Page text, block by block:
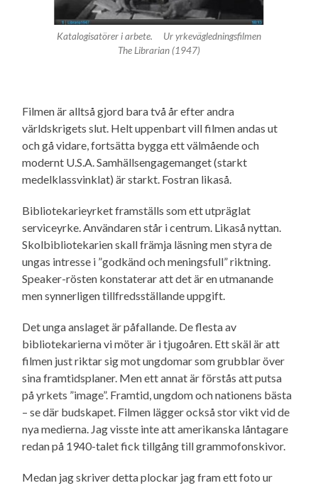
Katalogisatörer i arbete. Ur yrkevägledningsfilmen
The Librarian (1947)
Filmen är alltså gjord bara två år efter andra
världskrigets slut. Helt uppenbart vill filmen andas ut
och gå vidare, fortsätta bygga ett välmående och
modernt U.S.A. Samhällsengagemanget (starkt
medelklassvinklat) är starkt. Fostran likaså.
Bibliotekarieyrket framställs som ett utpräglat
serviceyrke. Användaren står i centrum. Likaså nyttan.
Skolbibliotekarien skall främja läsning men styra de
ungas intresse i ”godkänd och meningsfull” riktning.
Speaker-rösten konstaterar att det är en utmanande
men synnerligen tillfredsställande uppgift.
Det unga anslaget är påfallande. De flesta av
bibliotekarierna vi möter är i tjugoåren. Ett skäl är att
filmen just riktar sig mot ungdomar som grubblar över
sina framtidsplaner. Men ett annat är förstås att putsa
på yrkets ”image”. Framtid, ungdom och nationens bästa
– se där budskapet. Filmen lägger också stor vikt vid de
nya medierna. Jag visste inte att amerikanska låntagare
redan på 1940-talet fick tillgång till grammofonskivor.
Medan jag skriver detta plockar jag fram ett foto ur